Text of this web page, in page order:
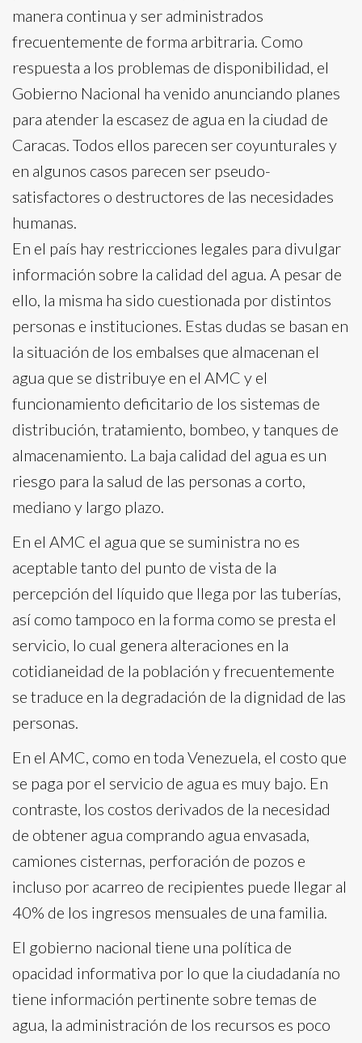
manera continua y ser administrados
frecuentemente de forma arbitraria. Como
respuesta a los problemas de disponibilidad, el
Gobierno Nacional ha venido anunciando planes
para atender la escasez de agua en la ciudad de
Caracas. Todos ellos parecen ser coyunturales y
en algunos casos parecen ser pseudo-
satisfactores o destructores de las necesidades
humanas.
En el país hay restricciones legales para divulgar
información sobre la calidad del agua. A pesar de
ello, la misma ha sido cuestionada por distintos
personas e instituciones. Estas dudas se basan en
la situación de los embalses que almacenan el
agua que se distribuye en el AMC y el
funcionamiento deficitario de los sistemas de
distribución, tratamiento, bombeo, y tanques de
almacenamiento. La baja calidad del agua es un
riesgo para la salud de las personas a corto,
mediano y largo plazo.
En el AMC el agua que se suministra no es
aceptable tanto del punto de vista de la
percepción del líquido que llega por las tuberías,
así como tampoco en la forma como se presta el
servicio, lo cual genera alteraciones en la
cotidianeidad de la población y frecuentemente
se traduce en la degradación de la dignidad de las
personas.
En el AMC, como en toda Venezuela, el costo que
se paga por el servicio de agua es muy bajo. En
contraste, los costos derivados de la necesidad
de obtener agua comprando agua envasada,
camiones cisternas, perforación de pozos e
incluso por acarreo de recipientes puede llegar al
40% de los ingresos mensuales de una familia.
El gobierno nacional tiene una política de
opacidad informativa por lo que la ciudadanía no
tiene información pertinente sobre temas de
agua, la administración de los recursos es poco